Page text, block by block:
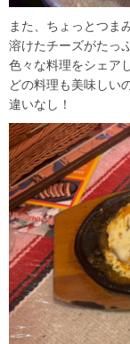
また、ちょっとつま
溶けたチーズがたっ
色々な料理をシェア
どの料理も美味しい
違いなし！